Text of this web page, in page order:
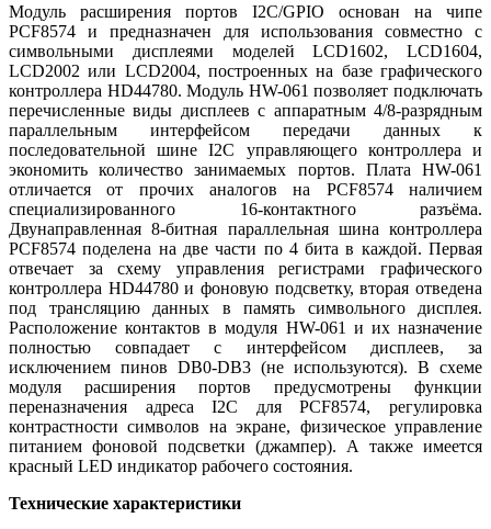
Модуль расширения портов I2C/GPIO основан на чипе
PCF8574 и предназначен для использования совместно с
символьными дисплеями моделей LCD1602, LCD1604,
LCD2002 или LCD2004, построенных на базе графического
контроллера HD44780. Модуль HW-061 позволяет подключать
перечисленные виды дисплеев с аппаратным 4/8-разрядным
параллельным интерфейсом передачи данных к
последовательной шине I2C управляющего контроллера и
экономить количество занимаемых портов. Плата HW-061
отличается от прочих аналогов на PCF8574 наличием
специализированного 16-контактного разъёма.
Двунаправленная 8-битная параллельная шина контроллера
PCF8574 поделена на две части по 4 бита в каждой. Первая
отвечает за схему управления регистрами графического
контроллера HD44780 и фоновую подсветку, вторая отведена
под трансляцию данных в память символьного дисплея.
Расположение контактов в модуля HW-061 и их назначение
полностью совпадает с интерфейсом дисплеев, за
исключением пинов DB0-DB3 (не используются). В схеме
модуля расширения портов предусмотрены функции
переназначения адреса I2C для PCF8574, регулировка
контрастности символов на экране, физическое управление
питанием фоновой подсветки (джампер). А также имеется
красный LED индикатор рабочего состояния.
Технические характеристики